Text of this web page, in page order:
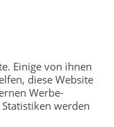
Einige von ihnen
diese Website
Werbe-
werden